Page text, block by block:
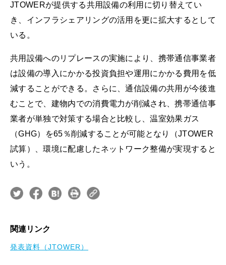
JTOWERが提供する共用設備の利用に切り替えてい
き、インフラシェアリングの活用を更に拡大するとして
いる。
共用設備へのリプレースの実施により、携帯通信事業者
は設備の導入にかかる投資負担や運用にかかる費用を低
減することができる。さらに、通信設備の共用が今後進
むことで、建物内での消費電力が削減され、携帯通信事
業者が単独で対策する場合と比較し、温室効果ガス
（GHG）を65％削減することが可能となり（JTOWER
試算）、環境に配慮したネットワーク整備が実現すると
いう。
関連リンク
発表資料（JTOWER）